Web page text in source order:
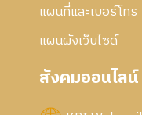
แผนที่และเบอร์โทร
แผนผังเว็บไซด์
สังคมออนไลน์